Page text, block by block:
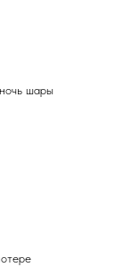
шары